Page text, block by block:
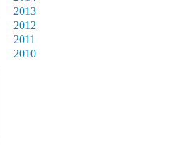
2013
2012
2011
2010